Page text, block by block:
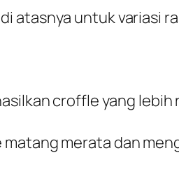
atasnya untuk variasi
croffle yang lebih
merata dan